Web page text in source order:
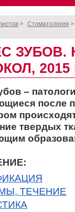
> Стоматология >
ЗУБОВ.
2015
–
после
твердых
ТЕЧЕНИЕ